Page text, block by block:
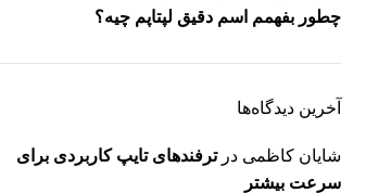
چطور بفهمم اسم دقیق لپتاپم چیه؟
آخرین دیدگاه‌ها
شایان کاظمی درترفندهای تایپ کاربردی برای
سرعت بیشتر